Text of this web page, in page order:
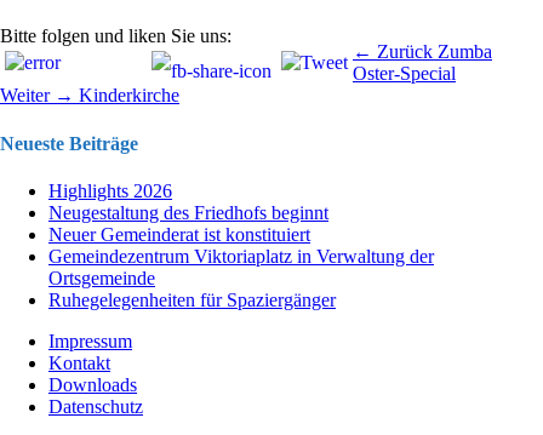
Bitte folgen und liken Sie uns:
Beitragsnavigation ← Zurück
Beitrag:
Zumba
Oster-Special
Weiter → Nächster
Kinderkirche
Neueste Beiträge
Highlights 2026
Neugestaltung des Friedhofs beginnt
Neuer Gemeinderat ist konstituiert
Gemeindezentrum Viktoriaplatz in Verwaltung der
Ortsgemeinde
Ruhegelegenheiten für Spaziergänger
Impressum
Kontakt
Downloads
Datenschutz